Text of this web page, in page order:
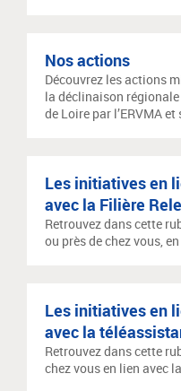
Nos actions
Découvrez les actions
la déclinaison
de Loire par l’ERVMA et
Les initiatives en
avec la Filière
Retrouvez dans cette
ou près de chez vous,
Les initiatives en
avec la
Retrouvez dans cette
chez vous en lien avec